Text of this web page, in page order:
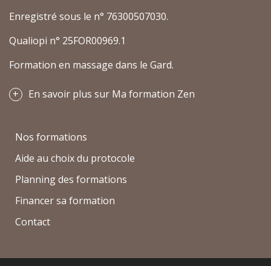
Enregistré sous le n° 76300507030.
Qualiopi n° 25FOR00969.1
Formation en massage dans le Gard.
En savoir plus sur Ma formation Zen
Nos formations
Aide au choix du protocole
Planning des formations
Financer sa formation
Contact